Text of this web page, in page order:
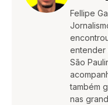
Fellipe
entender
São
também
nas